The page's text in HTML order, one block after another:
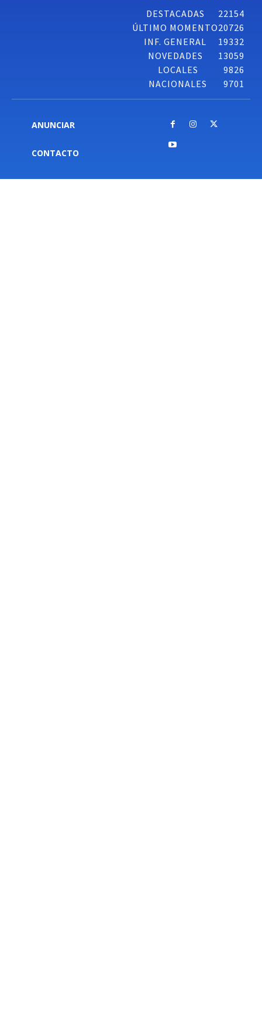
DESTACADAS
22154
ÚLTIMO MOMENTO20726
INF. GENERAL
19332
NOVEDADES
13059
LOCALES
9826
NACIONALES
9701
ANUNCIAR
CONTACTO